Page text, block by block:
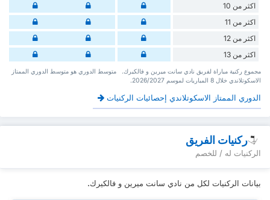
اكثر من 10
اكثر من 11
اكثر من 12
اكثر من 13
‏مجموع ركنية مباراة لفريق نادي سانت ميرين و فالكيرك. ‏‏ ‏ ‏متوسط الدوري هو متوسط الدوري الممتاز
الاسكوتلاندي ‏خلال 8 ‏المباريات لموسم 2026/2027.
الدوري الممتاز الاسكوتلاندي إحصائيات الركنيات
ركنيات الفريق
الركنيات له / للخصم
بيانات الركنيات لكل من نادي سانت ميرين و فالكيرك.